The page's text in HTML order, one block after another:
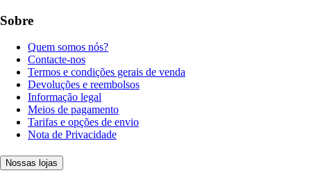
Sobre
Quem somos nós?
Contacte-nos
Termos e condições gerais de venda
Devoluções e reembolsos
Informação legal
Meios de pagamento
Tarifas e opções de envio
Nota de Privacidade
Nossas lojas